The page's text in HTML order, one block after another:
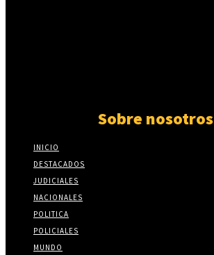
Sobre nosotros
INICIO
DESTACADOS
JUDICIALES
NACIONALES
POLITICA
POLICIALES
MUNDO